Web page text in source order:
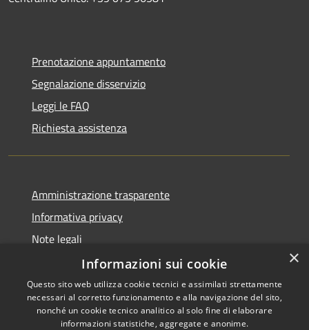
Prenotazione appuntamento
Segnalazione disservizio
Leggi le FAQ
Richiesta assistenza
Amministrazione trasparente
Informativa privacy
Note legali
Dichiarazione di accessibilità
×
Informazioni sui cookie
Questo sito web utilizza cookie tecnici e assimilati strettamente
necessari al corretto funzionamento e alla navigazione del sito,
nonché un cookie tecnico analitico al solo fine di elaborare
informazioni statistiche, aggregate e anonime.